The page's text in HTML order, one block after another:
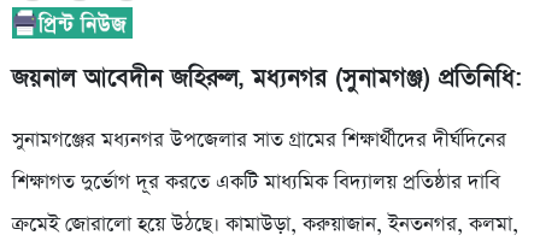
জয়নাল আবেদীন জহিরুল, মধ্যনগর (সুনামগঞ্জ) প্রতিনিধি:
সুনামগঞ্জের মধ্যনগর উপজেলার সাত গ্রামের শিক্ষার্থীদের দীর্ঘদিনের
শিক্ষাগত দুর্ভোগ দূর করতে একটি মাধ্যমিক বিদ্যালয় প্রতিষ্ঠার দাবি
ক্রমেই জোরালো হয়ে উঠছে। কামাউড়া, করুয়াজান, ইনতনগর, কলমা,